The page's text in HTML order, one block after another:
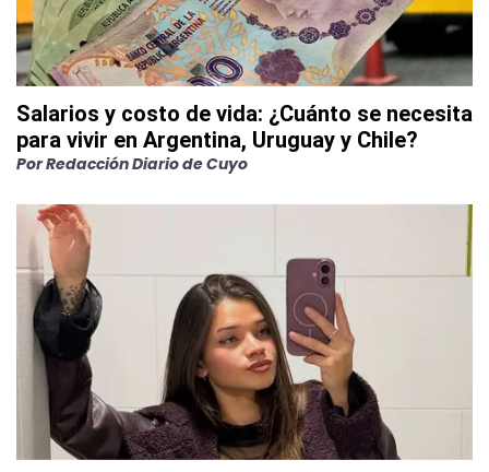
Salarios y costo de vida: ¿Cuánto se necesita
para vivir en Argentina, Uruguay y Chile?
PorRedacción Diario de Cuyo